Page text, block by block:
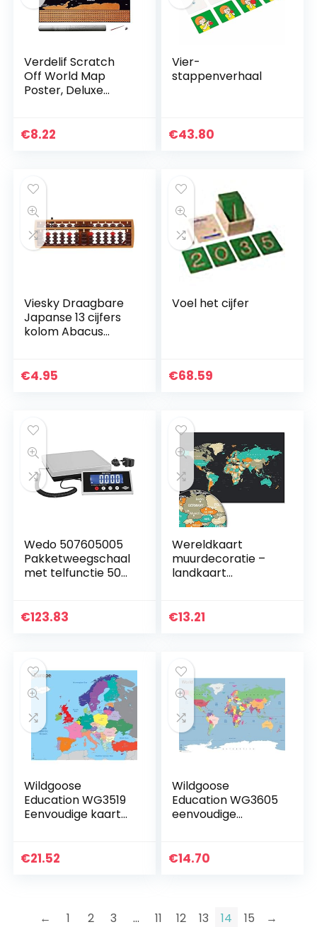
Verdelif Scratch
Off World Map
Poster, Deluxe
Wereld zijn vlaggen
€8.22
Vier-
stappenverhaal
€43.80
Viesky Draagbare
Japanse 13 cijfers
kolom Abacus
Caculating School
€4.95
Voel het cijfer
€68.59
Wedo 507605005
Pakketweegschaal
met telfunctie 50
€123.83
Wereldkaart
muurdecoratie –
landkaart
poster – Design
€13.21
Wildgoose
Education WG3519
Eenvoudige kaart
€21.52
Wildgoose
Education WG3605
eenvoudige
€14.70
← 1 2 3 … 11 12 13 14 15 →